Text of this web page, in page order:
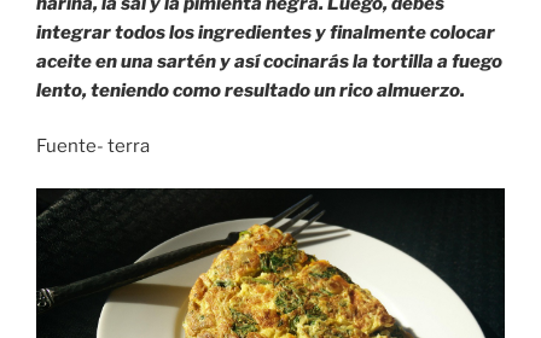
integrar todos los ingredientes y finalmente colocar
aceite en una sartén y así cocinarás la tortilla a fuego
lento, teniendo como resultado un rico almuerzo.
Fuente- terra